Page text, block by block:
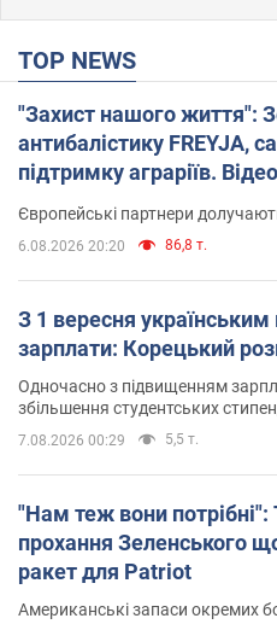
TOP NEWS
"Захист нашого життя":
антибалістику FREYJA,
підтримку аграріїв. Відео
Європейські партнери
6.08.2026 20:20 86,8 т.
З 1 вересня
зарплати: Корецький
Одночасно з підвищенням
збільшення студентських
7.08.2026 00:29 5,5 т.
"Нам теж вони потрібні":
прохання Зеленського
ракет для Patriot
Американські запаси окремих